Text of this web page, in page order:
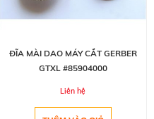
ĐĨA MÀI DAO MÁY CẮT GERBER
GTXL #85904000
Liên hệ